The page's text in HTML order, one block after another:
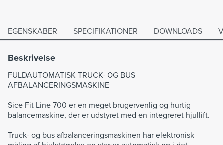
EGENSKABER SPECIFIKATIONER DOWNLOADS
Beskrivelse
FULDAUTOMATISK TRUCK- OG BUS
AFBALANCERINGSMASKINE
Sice Fit Line 700 er en meget brugervenlig og hurtig
balancemaskine, der er udstyret med en integreret hjullift.
Truck- og bus afbalanceringsmaskinen har elektronisk